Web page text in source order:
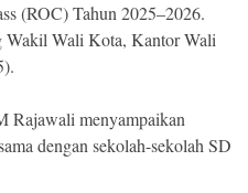
(ROC) Tahun 2025–2026.
Wakil Wali Kota, Kantor Wali
Rajawali menyampaikan
dengan sekolah-sekolah SD